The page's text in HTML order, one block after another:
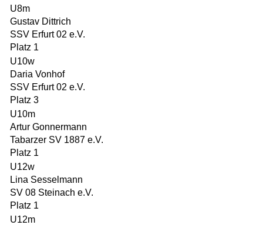
U8m
Gustav Dittrich
SSV Erfurt 02 e.V.
Platz 1
U10w
Daria Vonhof
SSV Erfurt 02 e.V.
Platz 3
U10m
Artur Gonnermann
Tabarzer SV 1887 e.V.
Platz 1
U12w
Lina Sesselmann
SV 08 Steinach e.V.
Platz 1
U12m